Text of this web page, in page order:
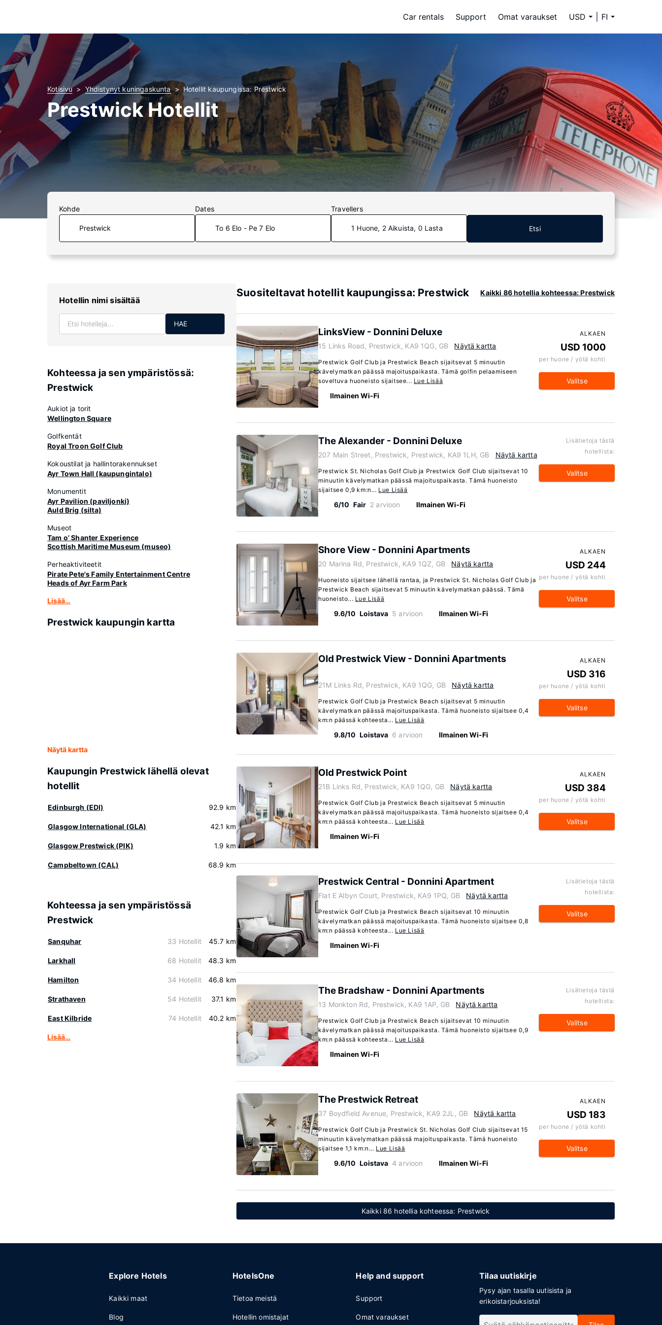
Car rentals Support Omat varaukset USD FI
Kotisivu Yhdistynyt kuningaskunta Hotellit kaupungissa: Prestwick
Prestwick Hotellit
Kohde Dates
To 6 Elo - Pe 7 Elo
Travellers
1 Huone, 2 Aikuista, 0 Lasta Etsi
Hotellin nimi sisältää
HAE
Kohteessa ja sen ympäristössä:
Prestwick
Aukiot ja torit
Wellington Square
Golfkentät
Royal Troon Golf Club
Kokoustilat ja hallintorakennukset
Ayr Town Hall (kaupungintalo)
Monumentit
Ayr Pavilion (paviljonki)
Auld Brig (silta)
Museot
Tam o’ Shanter Experience
Scottish Maritime Museum (museo)
Perheaktiviteetit
Pirate Pete's Family Entertainment Centre
Heads of Ayr Farm Park
Lisää…
Prestwick kaupungin kartta
Näytä kartta
Kaupungin Prestwick lähellä olevat
hotellit
Edinburgh (EDI) 92.9 km
Glasgow International (GLA) 42.1 km
Glasgow Prestwick (PIK) 1.9 km
Campbeltown (CAL) 68.9 km
Kohteessa ja sen ympäristössä
Prestwick
Sanquhar 33 Hotellit 45.7 km
Larkhall 68 Hotellit 48.3 km
Hamilton 34 Hotellit 46.8 km
Strathaven 54 Hotellit 37.1 km
East Kilbride 74 Hotellit 40.2 km
Lisää…
Suositeltavat hotellit kaupungissa: Prestwick Kaikki 86 hotellia kohteessa: Prestwick
LinksView - Donnini Deluxe
15 Links Road, Prestwick, KA9 1QG, GB Näytä kartta
Prestwick Golf Club ja Prestwick Beach sijaitsevat 5 minuutin
kävelymatkan päässä majoituspaikasta. Tämä golfin pelaamiseen
soveltuva huoneisto sijaitsee... Lue Lisää
Ilmainen Wi-Fi
ALKAEN
USD 1000
per huone / yötä kohti
Valitse
The Alexander - Donnini Deluxe
207 Main Street, Prestwick, Prestwick, KA9 1LH, GB Näytä kartta
Prestwick St. Nicholas Golf Club ja Prestwick Golf Club sijaitsevat 10
minuutin kävelymatkan päässä majoituspaikasta. Tämä huoneisto
sijaitsee 0,9 km:n... Lue Lisää
6/10 Fair 2 arvioon Ilmainen Wi-Fi
Lisätietoja tästä
hotellista:
Valitse
Shore View - Donnini Apartments
20 Marina Rd, Prestwick, KA9 1QZ, GB Näytä kartta
Huoneisto sijaitsee lähellä rantaa, ja Prestwick St. Nicholas Golf Club ja
Prestwick Beach sijaitsevat 5 minuutin kävelymatkan päässä. Tämä
huoneisto... Lue Lisää
9.6/10 Loistava 5 arvioon Ilmainen Wi-Fi
ALKAEN
USD 244
per huone / yötä kohti
Valitse
Old Prestwick View - Donnini Apartments
21M Links Rd, Prestwick, KA9 1QG, GB Näytä kartta
Prestwick Golf Club ja Prestwick Beach sijaitsevat 5 minuutin
kävelymatkan päässä majoituspaikasta. Tämä huoneisto sijaitsee 0,4
km:n päässä kohteesta... Lue Lisää
9.8/10 Loistava 6 arvioon Ilmainen Wi-Fi
ALKAEN
USD 316
per huone / yötä kohti
Valitse
Old Prestwick Point
21B Links Rd, Prestwick, KA9 1QG, GB Näytä kartta
Prestwick Golf Club ja Prestwick Beach sijaitsevat 5 minuutin
kävelymatkan päässä majoituspaikasta. Tämä huoneisto sijaitsee 0,4
km:n päässä kohteesta... Lue Lisää
Ilmainen Wi-Fi
ALKAEN
USD 384
per huone / yötä kohti
Valitse
Prestwick Central - Donnini Apartment
Flat E Albyn Court, Prestwick, KA9 1PQ, GB Näytä kartta
Prestwick Golf Club ja Prestwick Beach sijaitsevat 10 minuutin
kävelymatkan päässä majoituspaikasta. Tämä huoneisto sijaitsee 0,8
km:n päässä kohteesta... Lue Lisää
Ilmainen Wi-Fi
Lisätietoja tästä
hotellista:
Valitse
The Bradshaw - Donnini Apartments
13 Monkton Rd, Prestwick, KA9 1AP, GB Näytä kartta
Prestwick Golf Club ja Prestwick Beach sijaitsevat 10 minuutin
kävelymatkan päässä majoituspaikasta. Tämä huoneisto sijaitsee 0,9
km:n päässä kohteesta... Lue Lisää
Ilmainen Wi-Fi
Lisätietoja tästä
hotellista:
Valitse
The Prestwick Retreat
37 Boydfield Avenue, Prestwick, KA9 2JL, GB Näytä kartta
Prestwick Golf Club ja Prestwick St. Nicholas Golf Club sijaitsevat 15
minuutin kävelymatkan päässä majoituspaikasta. Tämä huoneisto
sijaitsee 1,1 km:n... Lue Lisää
9.6/10 Loistava 4 arvioon Ilmainen Wi-Fi
ALKAEN
USD 183
per huone / yötä kohti
Valitse
Kaikki 86 hotellia kohteessa: Prestwick
Explore Hotels
Kaikki maat
Blog
HotelsOne
Tietoa meistä
Hotellin omistajat
Help and support
Support
Omat varaukset
Tilaa uutiskirje
Pysy ajan tasalla uutisista ja
erikoistarjouksista!